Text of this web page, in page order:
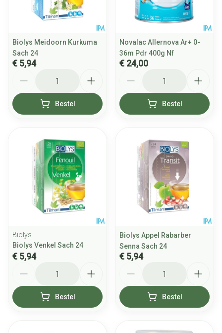
Biolys Meidoorn Kurkuma
Sach 24
€ 5,94
Bestel
Novalac Allernova Ar+ 0-
36m Pdr 400g Nf
€ 24,00
Bestel
Biolys
Biolys Venkel Sach 24
€ 5,94
Bestel
Biolys Appel Rabarber
Senna Sach 24
€ 5,94
Bestel